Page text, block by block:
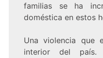
familias se ha
doméstica en estos
Una violencia que
interior del